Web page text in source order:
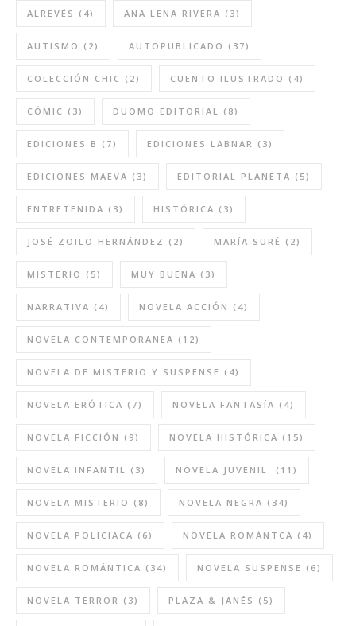
ALREVÉS (4) ANA LENA RIVERA (3)
AUTISMO (2) AUTOPUBLICADO (37)
COLECCIÓN CHIC (2) CUENTO ILUSTRADO (4)
CÓMIC (3) DUOMO EDITORIAL (8)
EDICIONES B (7) EDICIONES LABNAR (3)
EDICIONES MAEVA (3) EDITORIAL PLANETA (5)
ENTRETENIDA (3) HISTÓRICA (3)
JOSÉ ZOILO HERNÁNDEZ (2) MARÍA SURÉ (2)
MISTERIO (5) MUY BUENA (3)
NARRATIVA (4) NOVELA ACCIÓN (4)
NOVELA CONTEMPORANEA (12)
NOVELA DE MISTERIO Y SUSPENSE (4)
NOVELA ERÓTICA (7) NOVELA FANTASÍA (4)
NOVELA FICCIÓN (9) NOVELA HISTÓRICA (15)
NOVELA INFANTIL (3) NOVELA JUVENIL. (11)
NOVELA MISTERIO (8) NOVELA NEGRA (34)
NOVELA POLICIACA (6) NOVELA ROMÁNTCA (4)
NOVELA ROMÁNTICA (34) NOVELA SUSPENSE (6)
NOVELA TERROR (3) PLAZA & JANÉS (5)